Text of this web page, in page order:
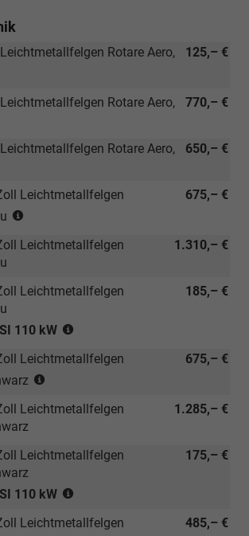
[WC2]
Colour
Grey)
125,– €
Rotare Aero,
770,– €
Rotare Aero,
650,– €
Rotare Aero,
675,– €
Leichtmetallfelgen
Verbindung
[WSA]
Selection
Paket)
1.310,– €
Leichtmetallfelgen
185,– €
Leichtmetallfelgen
110 kW
Verbindung
TSI
kW)
675,– €
Leichtmetallfelgen
Verbindung
Selection
Paket)
1.285,– €
Leichtmetallfelgen
175,– €
Leichtmetallfelgen
110 kW
Verbindung
485,– €
Leichtmetallfelgen